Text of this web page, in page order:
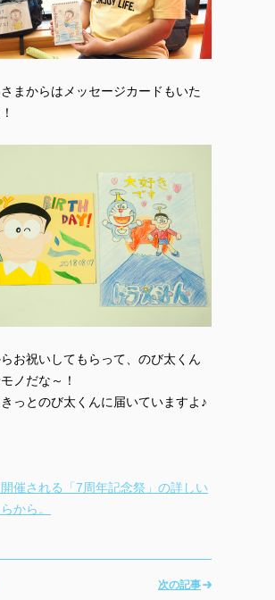
まからはメッセージカードもいた
お祝いしてもらって、のび太くん
ノだな～！
っとのび太くんに届いていますよ♪
催される「7周年記念祭」の詳しい
から。
次の記事